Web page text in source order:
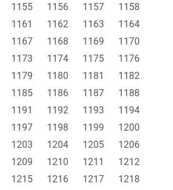
1155 1156 1157
1158
1161 1162 1163
1164
1167 1168 1169
1170
1173 1174 1175
1176
1179 1180 1181
1182
1185 1186 1187
1188
1191 1192 1193
1194
1197 1198 1199
1200
1203 1204 1205
1206
1209 1210 1211
1212
1215 1216 1217
1218